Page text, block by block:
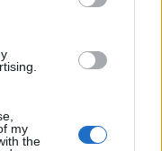
my
the